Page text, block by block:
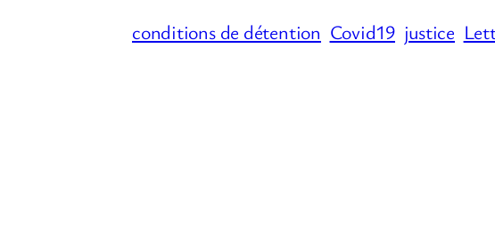
conditions de détention Covid19 justice